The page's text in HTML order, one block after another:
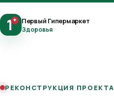
1+ Первый Гипермаркет
Здоровья
РЕКОНСТРУКЦИЯ ПРОЕКТА